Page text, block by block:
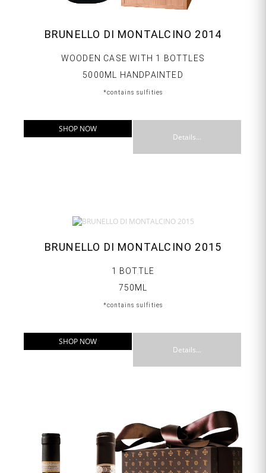
BRUNELLO DI MONTALCINO 2014
WOODEN CASE WITH 1 BOTTLES
5000ML HANDPAINTED
*contains sulfities
SHOP NOW
Details...
BRUNELLO DI MONTALCINO 2015
1 BOTTLE
750ML
*contains sulfities
SHOP NOW
Details...